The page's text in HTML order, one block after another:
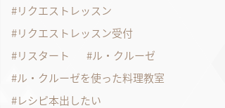
リクエストレッスン
リクエストレッスン受付
リスタート
ル・クルーゼ
ル・クルーゼを使った料理教室
レシピ本出したい